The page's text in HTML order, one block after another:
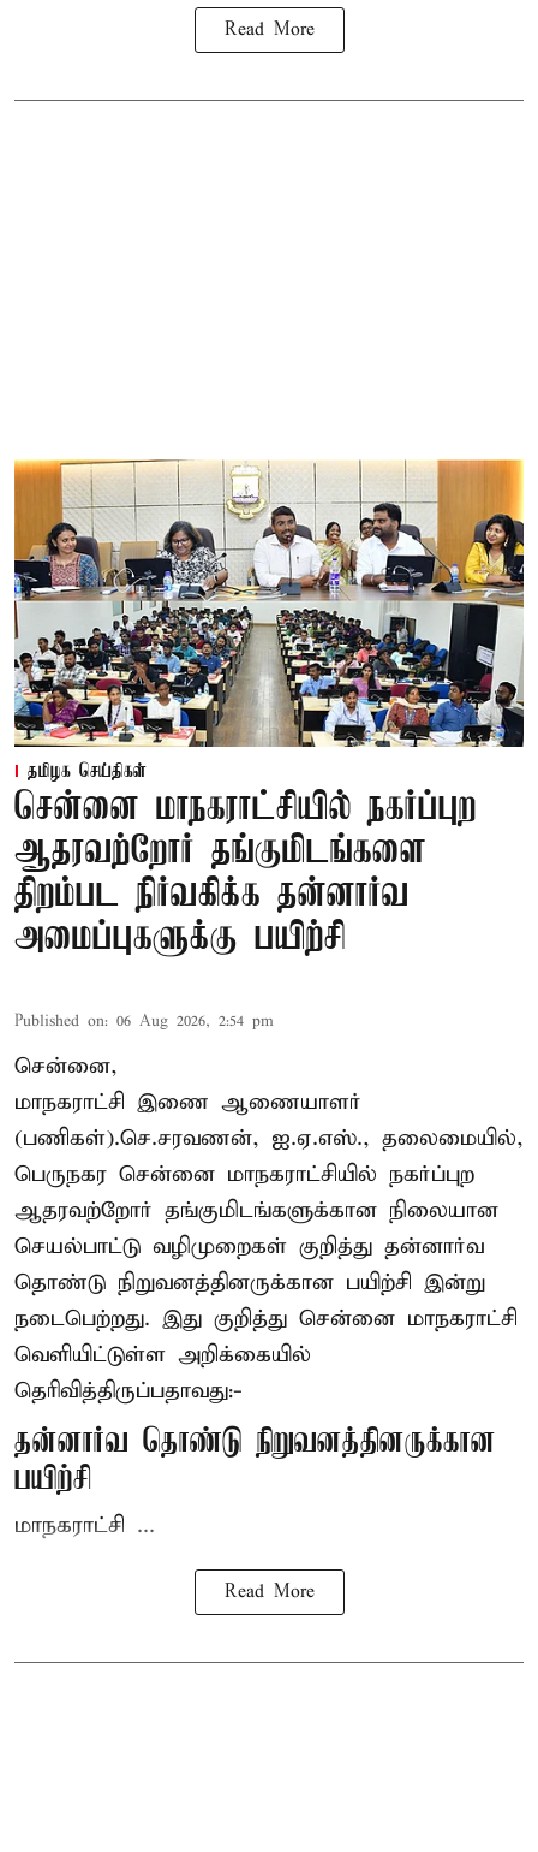
Read More
தமிழக செய்திகள்
சென்னை மாநகராட்சியில் நகர்ப்புற
ஆதரவற்றோர் தங்குமிடங்களை
திறம்பட நிர்வகிக்க தன்னார்வ
அமைப்புகளுக்கு பயிற்சி
Published on: 06 Aug 2026, 2:54 pm
சென்னை,
மாநகராட்சி இணை ஆணையாளர்
(பணிகள்).செ.சரவணன், ஐ.ஏ.எஸ்., தலைமையில்,
பெருநகர சென்னை மாநகராட்சியில் நகர்ப்புற
ஆதரவற்றோர் தங்குமிடங்களுக்கான நிலையான
செயல்பாட்டு வழிமுறைகள் குறித்து தன்னார்வ
தொண்டு நிறுவனத்தினருக்கான பயிற்சி இன்று
நடைபெற்றது. இது குறித்து சென்னை மாநகராட்சி
வெளியிட்டுள்ள அறிக்கையில்
தெரிவித்திருப்பதாவது:-
தன்னார்வ தொண்டு நிறுவனத்தினருக்கான
பயிற்சி
மாநகராட்சி ...
Read More